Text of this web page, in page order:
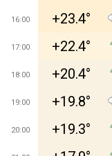
16:00 +23.4°
17:00 +22.4°
18:00 +20.4°
19:00 +19.8°
20:00 +19.3°